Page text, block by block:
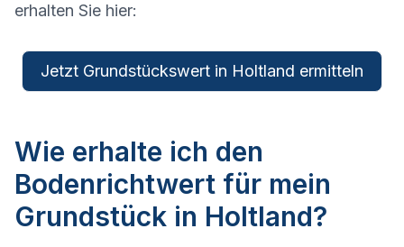
erhalten Sie hier:
Jetzt Grundstückswert in Holtland ermitteln
Wie erhalte ich den
Bodenrichtwert für mein
Grundstück in Holtland?